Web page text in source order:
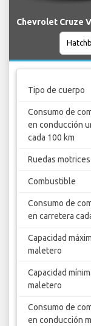
Chevrolet Cruze
Tipo de cuerpo
Consumo de
en conducción
cada 100 km
Ruedas motrices
Combustible
Consumo de
en carretera
Capacidad
maletero
Capacidad
maletero
Consumo de
en conducción